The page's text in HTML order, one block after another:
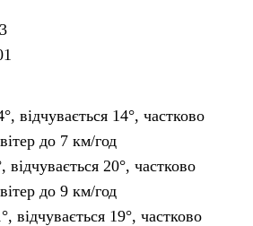
відчувається 14°, частково
до 7 км/год
20°, частково
до 9 км/год
відчувається 19°, частково